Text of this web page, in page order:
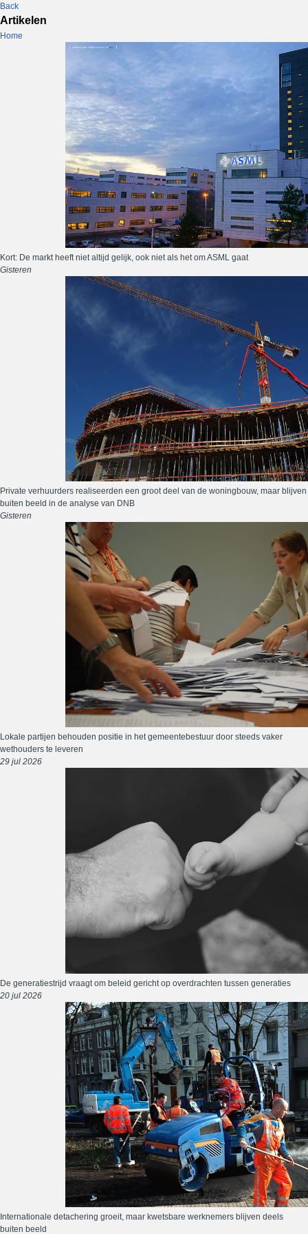
Back
Artikelen
Home
Kort: De markt heeft niet altijd gelijk, ook niet als het om ASML gaat
Gisteren
Private verhuurders realiseerden een groot deel van de woningbouw, maar blijven
buiten beeld in de analyse van DNB
Gisteren
Lokale partijen behouden positie in het gemeentebestuur door steeds vaker
wethouders te leveren
29 jul 2026
De generatiestrijd vraagt om beleid gericht op overdrachten tussen generaties
20 jul 2026
Internationale detachering groeit, maar kwetsbare werknemers blijven deels
buiten beeld